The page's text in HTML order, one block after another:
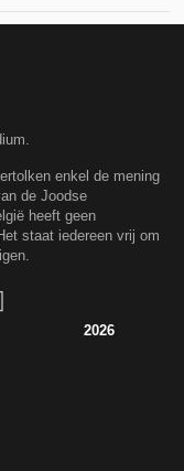
enkel de mening
de Joodse
heeft geen
staat iedereen vrij om
2026